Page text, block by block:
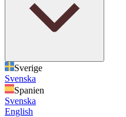
Sverige
Svenska
Spanien
Svenska
English